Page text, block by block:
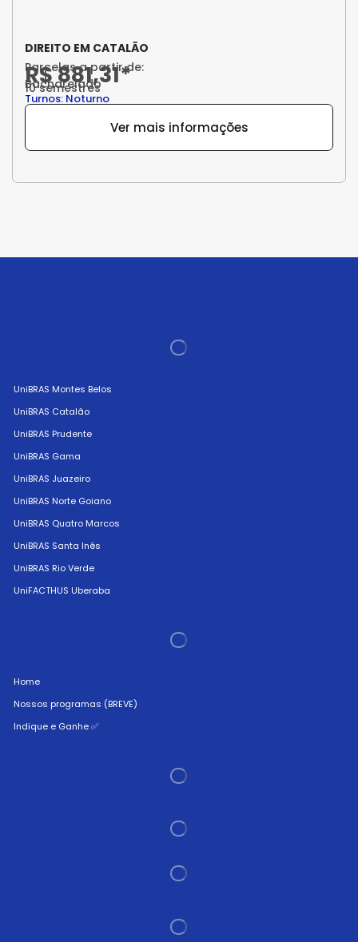
DIREITO EM CATALÃO
Parcelas a partir de:
R$ 881,31*
Bacharelado
10 semestres
Turnos: Noturno
Ver mais informações
UniBRAS Montes Belos
UniBRAS Catalão
UniBRAS Prudente
UniBRAS Gama
UniBRAS Juazeiro
UniBRAS Norte Goiano
UniBRAS Quatro Marcos
UniBRAS Santa Inês
UniBRAS Rio Verde
UniFACTHUS Uberaba
Home
Nossos programas (BREVE)
Indique e Ganhe ✅